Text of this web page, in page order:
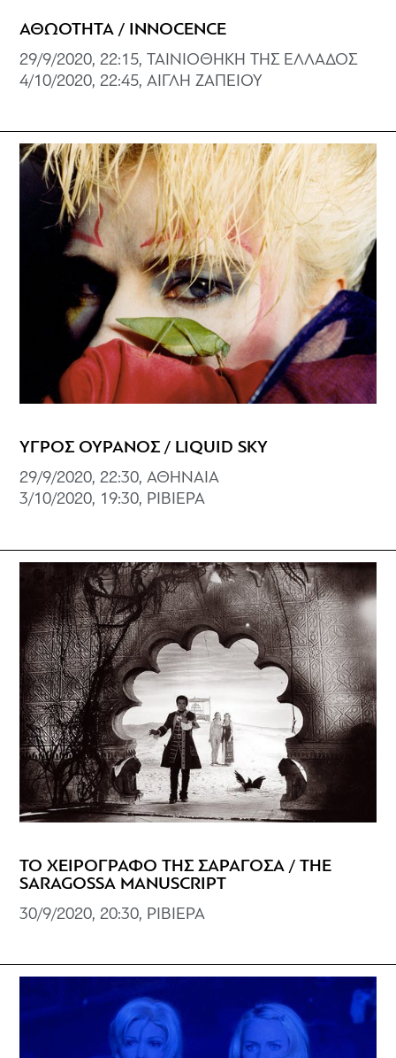
ΑΘΩΟΤΗΤΑ / INNOCENCE
29/9/2020, 22:15, ΤΑΙΝΙΟΘΗΚΗ ΤΗΣ ΕΛΛΑΔΟΣ
4/10/2020, 22:45, ΑΙΓΛΗ ΖΑΠΕΙΟΥ
ΥΓΡΟΣ ΟΥΡΑΝΟΣ / LIQUID SKY
29/9/2020, 22:30, ΑΘΗΝΑΙΑ
3/10/2020, 19:30, ΡΙΒΙΕΡΑ
ΤΟ ΧΕΙΡΟΓΡΑΦΟ ΤΗΣ ΣΑΡΑΓΟΣΑ / THE
SARAGOSSA MANUSCRIPT
30/9/2020, 20:30, ΡΙΒΙΕΡΑ